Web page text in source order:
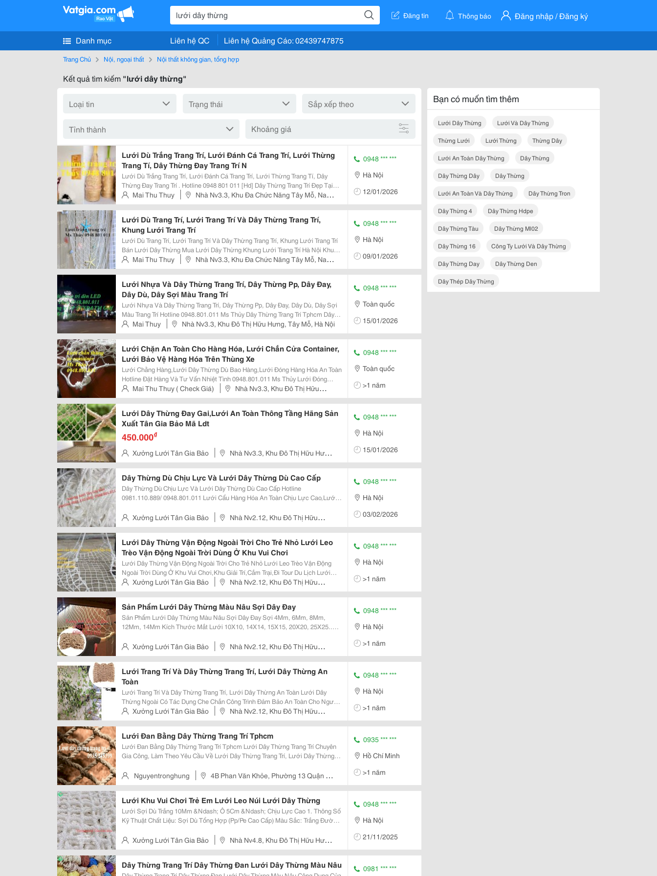
Đăng tin Thông báo Đăng nhập / Đăng ký
Danh mục Liên hệ QC Liên hệ Quảng Cáo: 02439747875
Trang Chủ Nội, ngoại thất Nội thất không gian, tổng hợp
Kết quả tìm kiếm "lưới dây thừng"
Khoảng giá
Lưới Dù Trắng Trang Trí, Lưới Đánh Cá Trang Trí, Lưới Thừng
Trang Tí, Dây Thừng Đay Trang Trí N
Lưới Dù Trắng Trang Trí, Lưới Đánh Cá Trang Trí, Lưới Thừng Trang Tí, Dây
Thừng Đay Trang Trí . Hotline 0948 801 011 [Hd] Dây Thừng Trang Trí Đẹp Tại
Các Quán Shop Lưới Trang Trí Màu Trắng Lưới Dây Thừng Nâu Dây Gai Dây Pp
[Hcm] Lưới Tran
Mai Thu Thuy
Nhà Nv3.3, Khu Đa Chức Năng Tây Mỗ, Nam
Từ Liêm, Hà Nội
0948 *** ***
Hà Nội
12/01/2026
Lưới Dù Trang Trí, Lưới Trang Trí Và Dây Thừng Trang Trí,
Khung Lưới Trang Trí
Lưới Dù Trang Trí, Lưới Trang Trí Và Dây Thừng Trang Trí, Khung Lưới Trang Trí
Bán Lưới Dây Thừng Mua Lưới Dây Thừng Khung Lưới Trang Trí Hà Nội Khung
Lưới Trang Trí Tphcm Lưới Dây Thừng Trang Trí Lưới Sắt Trang Trí Khung Lưới
Sắt Trang Trí Khung Lướ
Mai Thu Thuy
Nhà Nv3.3, Khu Đa Chức Năng Tây Mỗ, Nam
Từ Liêm, Hà Nội
0948 *** ***
Hà Nội
09/01/2026
Lưới Nhựa Và Dây Thừng Trang Trí, Dây Thừng Pp, Dây Đay,
Dây Dù, Dây Sợi Màu Trang Trí
Lưới Nhựa Và Dây Thừng Trang Trí, Dây Thừng Pp, Dây Đay, Dây Dù, Dây Sợi
Màu Trang Trí Hotline 0948.801.011 Ms Thủy Dây Thừng Trang Trí Tphcm Dây
Thừng Trang Trí Hà Nội Lưới Dây Thừng Trang Trí Dây Thừng Trang Trí Đà Nẵng
Mai Thuy Nhà Nv3.3, Khu Đô Thị Hữu Hưng, Tây Mỗ, Hà Nội
0948 *** ***
Toàn quốc
15/01/2026
Lưới Chặn An Toàn Cho Hàng Hóa, Lưới Chắn Cửa Container,
Lưới Bảo Vệ Hàng Hóa Trên Thùng Xe
Lưới Chằng Hàng,Lưới Dây Thừng Dù Bao Hàng,Lưới Đóng Hàng Hóa An Toàn
Hotline Đặt Hàng Và Tư Vấn Nhiệt Tình 0948.801.011 Ms Thủy Lưới Đóng
Hàng Hóa Bao Phủ Kiện Hàng Khi Vận Chuyển Logictics, Lưới Chắn Container
Hàng Hóa Xuất Nhập Khẩu
Mai Thu Thuy ( Check Giá)
Nhà Nv3.3, Khu Đô Thị Hữu
Hưng, Tây Mỗ, Hà Nội
0948 *** ***
Toàn quốc
>1 năm
Lưới Dây Thừng Đay Gai,Lưới An Toàn Thông Tầng Hãng Sản
Xuất Tân Gia Bảo Mã Ldt
450.000₫
Xưởng Lưới Tân Gia Bảo
Nhà Nv3.3, Khu Đô Thị Hữu Hưng,
Phường Tây Mỗ, Quận Nam Từ Liêm, Hà Nội
0948 *** ***
Hà Nội
15/01/2026
Dây Thừng Dù Chịu Lực Và Lưới Dây Thừng Dù Cao Cấp
Dây Thừng Dù Chịu Lực Và Lưới Dây Thừng Dù Cao Cấp Hotline
0981.110.889/ 0948.801.011 Lưới Cẩu Hàng Hóa An Toàn Chịu Lực Cao,Lưới
Công, Lưới Chắn Bảo Vệ Container 20',40' ...
Xưởng Lưới Tân Gia Bảo
Nhà Nv2.12, Khu Đô Thị Hữu
Hưng, Phường Tây Mỗ, Quận Nam Từ Liêm, Hà Nội
0948 *** ***
Hà Nội
03/02/2026
Lưới Dây Thừng Vận Động Ngoài Trời Cho Trẻ Nhỏ Lưới Leo
Trèo Vận Động Ngoài Trời Dùng Ở Khu Vui Chơi
Lưới Dây Thừng Vận Động Ngoài Trời Cho Trẻ Nhỏ Lưới Leo Trèo Vận Động
Ngoài Trời Dùng Ở Khu Vui Chơi,Khu Giải Trí,Cắm Trại,Đi Tour Du Lịch Lưới
Thừng Đan Thủ Công Các Nút Thắt Chắc Chắn. Lưới Dây Thừng Leo Trèo
Không Thể Thiếu Cho Bé Khi Vận Động...
Xưởng Lưới Tân Gia Bảo
Nhà Nv2.12, Khu Đô Thị Hữu
Hưng, Phường Tây Mỗ, Quận Nam Từ Liêm, Hà Nội
0948 *** ***
Hà Nội
>1 năm
Sản Phẩm Lưới Dây Thừng Màu Nâu Sợi Dây Đay
Sản Phẩm Lưới Dây Thừng Màu Nâu Sợi Dây Đay Sợi 4Mm, 6Mm, 8Mm,
12Mm, 14Mm Kích Thước Mắt Lưới 10X10, 14X14, 15X15, 20X20, 25X25..
Tây Mỗ, Nam Từ Liêm, Hà...
Xưởng Lưới Tân Gia Bảo
Nhà Nv2.12, Khu Đô Thị Hữu
Hưng, Phường Tây Mỗ, Quận Nam Từ Liêm, Hà Nội
0948 *** ***
Hà Nội
>1 năm
Lưới Trang Trí Và Dây Thừng Trang Trí, Lưới Dây Thừng An
Toàn
Lưới Trang Trí Và Dây Thừng Trang Trí, Lưới Dây Thừng An Toàn Lưới Dây
Thừng Ngoài Có Tác Dụng Che Chắn Công Trình Đảm Bảo An Toàn Cho Người
Lao Động , Còn Được Sử Dụng Phổ Biến Để Trang Trí Nhà Hàng, Spa, Các
Quán Cà Phê Hay Các Shop Thời Trang...
Xưởng Lưới Tân Gia Bảo
Nhà Nv2.12, Khu Đô Thị Hữu
Hưng, Phường Tây Mỗ, Quận Nam Từ Liêm, Hà Nội
0948 *** ***
Hà Nội
>1 năm
Lưới Đan Bằng Dây Thừng Trang Trí Tphcm
Lưới Đan Bằng Dây Thừng Trang Trí Tphcm Lưới Dây Thừng Trang Trí Chuyên
Gia Công, Làm Theo Yêu Cầu Về Lưới Dây Thừng Trang Trí, Lưới Dây Thừng
Rơi, Lưới Trang Trí Dây Bố... Được...
Nguyentronghung
4B Phan Văn Khỏe, Phường 13 Quận 5
Tphcm
0935 *** ***
Hồ Chí Minh
>1 năm
Lưới Khu Vui Chơi Trẻ Em Lưới Leo Núi Lưới Dây Thừng
Lưới Sợi Dù Trắng 10Mm &Ndash; Ô 5Cm &Ndash; Chịu Lực Cao 1. Thông Số
Kỹ Thuật Chất Liệu: Sợi Dù Tổng Hợp (Pp/Pe Cao Cấp) Màu Sắc: Trắng Đường
Đan...Xưởng Lưới Tân Gia Bảo
Nhà Nv4.8, Khu Đô Thị Hữu Hưng,
Phường Tây Mỗ, Quận Nam Từ Liêm, Hà Nội
0948 *** ***
Hà Nội
21/11/2025
Dây Thừng Trang Trí Dây Thừng Đan Lưới Dây Thừng Màu Nâu 0981 *** ***
Bạn có muốn tìm thêm
Lưới Dây Thừng Lưới Và Dây Thừng
Thừng Lưới Lưới Thừng Thừng Dây
Lưới An Toàn Dây Thừng Dây Thừng
Dây Thừng Dây Dây Thừng
Lưới An Toàn Và Dây Thừng Dây Thừng Tron
Dây Thừng 4 Dây Thừng Hdpe
Dây Thừng Tàu Dây Thừng Ml02
Dây Thừng 16 Công Ty Lưới Và Dây Thừng
Dây Thừng Day Dây Thừng Den
Dây Thép Dây Thừng